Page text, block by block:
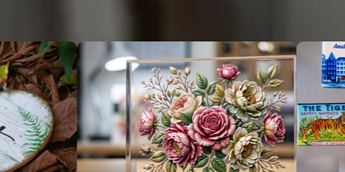
上手、
设备保
养、故
障排
查，全
程跟
进。